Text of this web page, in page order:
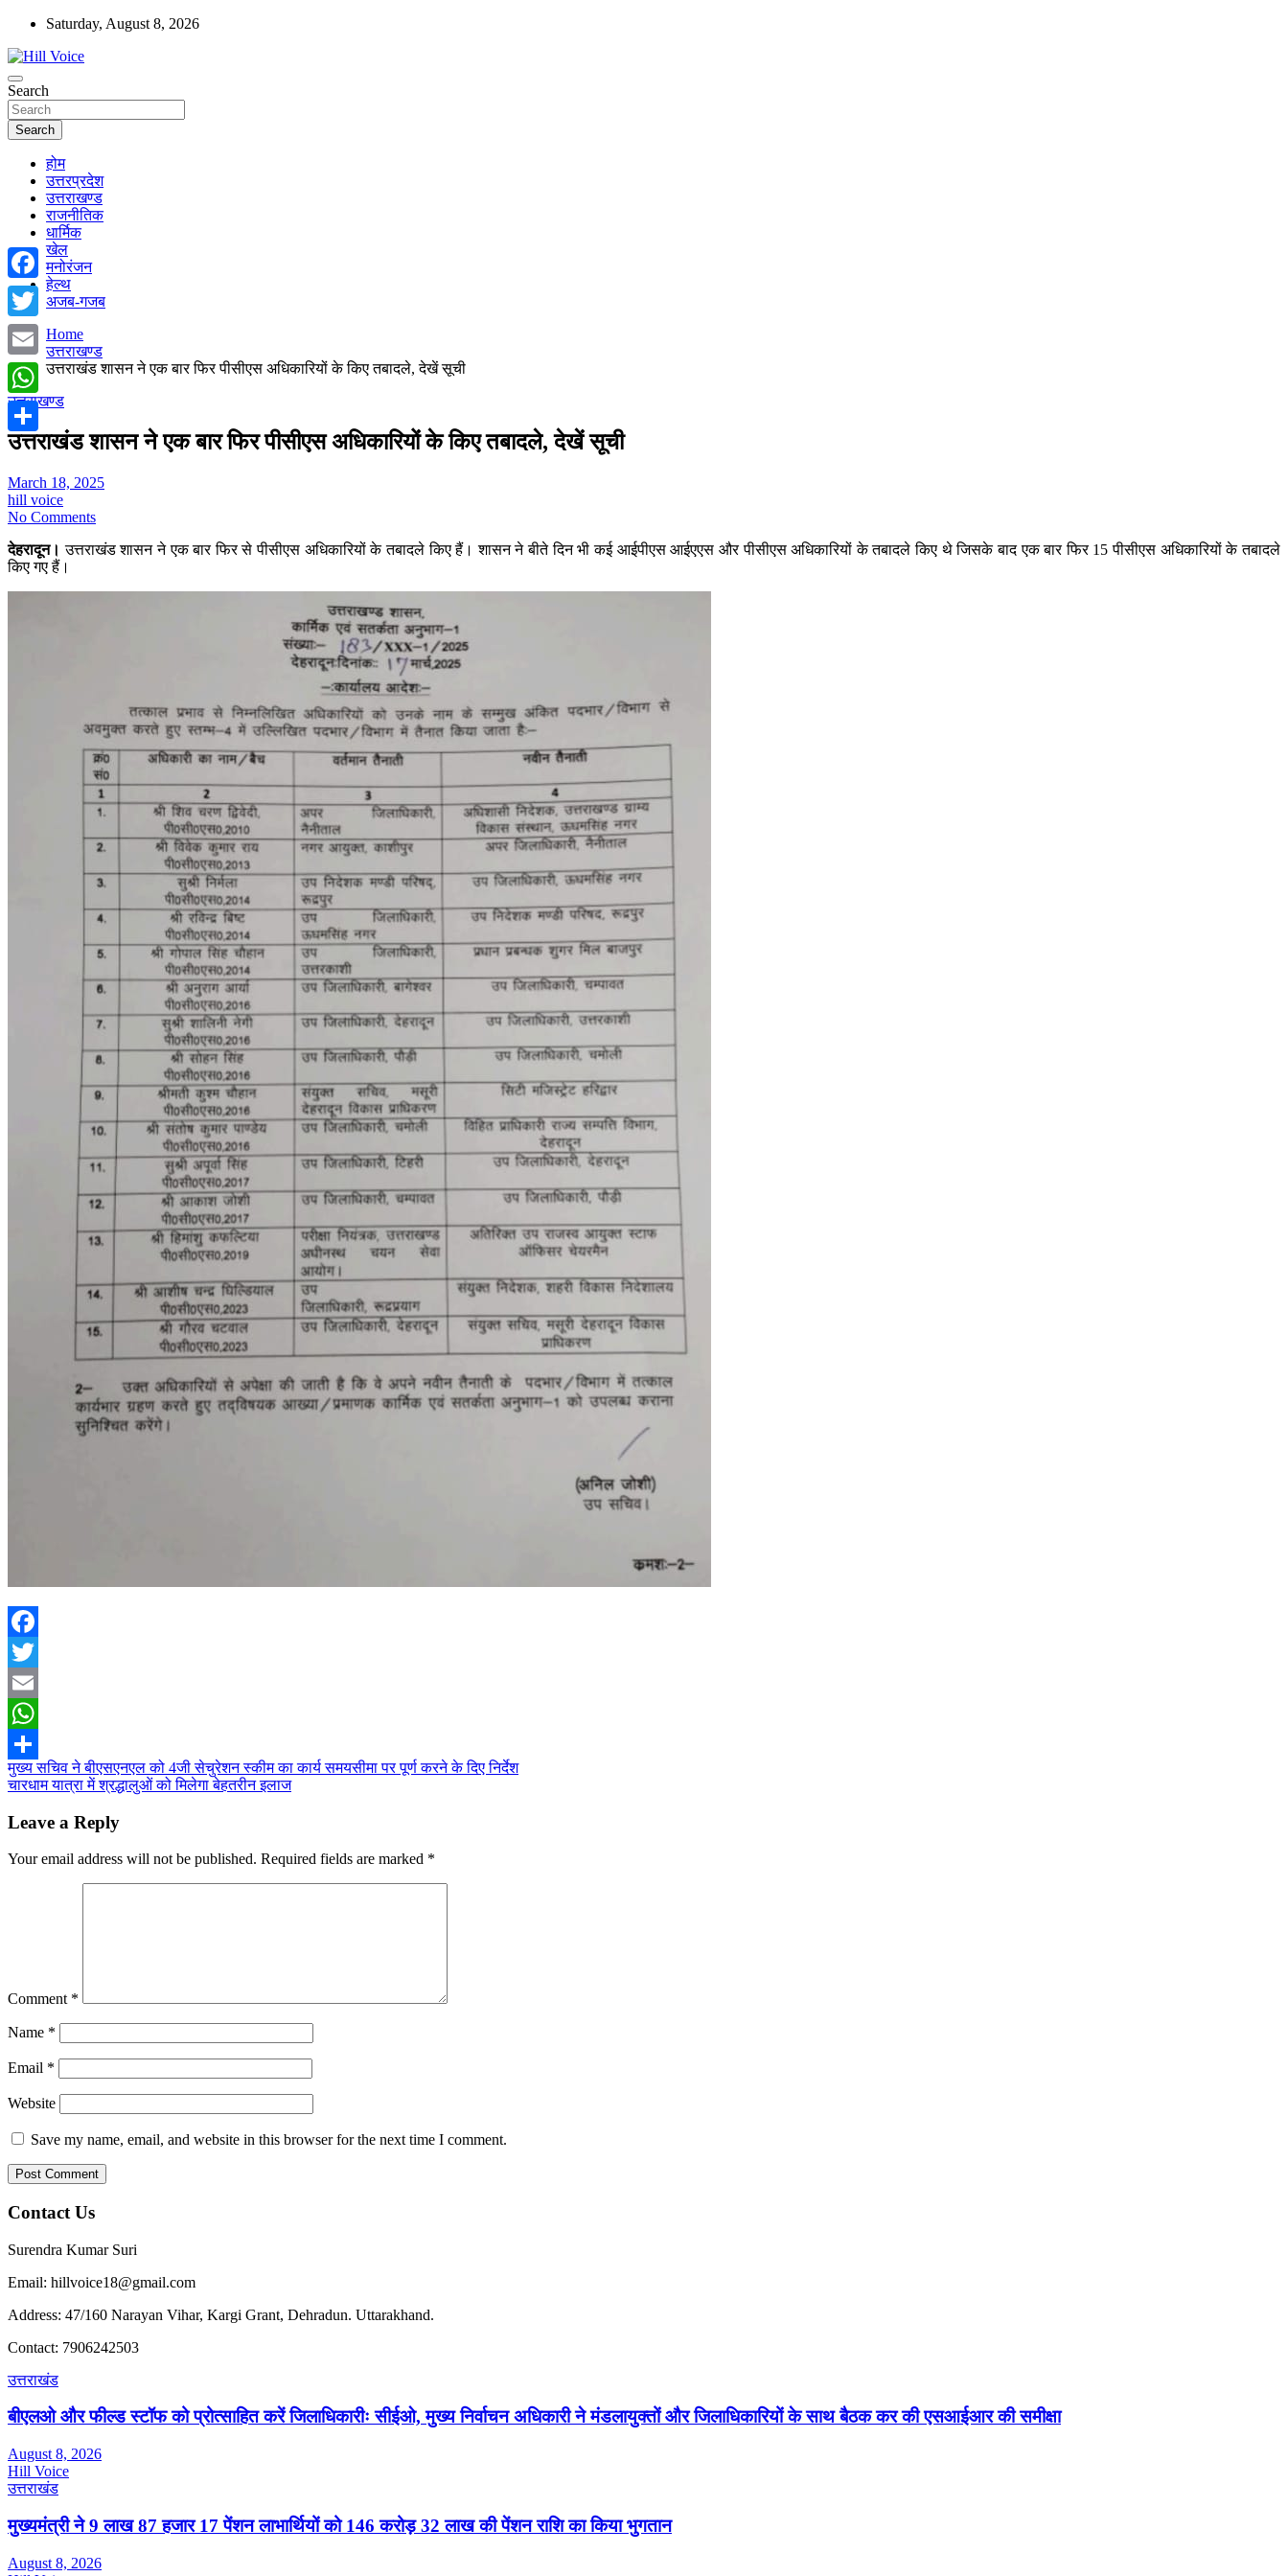
Skip
content
Saturday, August 8, 2026
Hill Voice
न्यूज़ पोर्टल
Search
Search
होम
उत्तरप्रदेश
उत्तराखण्ड
राजनीतिक
धार्मिक
खेल
मनोरंजन
हेल्थ
अजब-गजब
Home
उत्तराखण्ड
उत्तराखंड शासन ने एक बार फिर पीसीएस अधिकारियों के किए तबादले, देखें सूची
उत्तराखण्ड
उत्तराखंड शासन ने एक बार फिर पीसीएस अधिकारियों के किए तबादले, देखें सूची
March 18, 2025
hill voice
No Comments
देहरादून। उत्तराखंड शासन ने एक बार फिर से पीसीएस अधिकारियों के तबादले किए हैं। शासन ने बीते दिन भी कई आईपीएस आईएएस और पीसीएस अधिकारियों के तबादले किए थे जिसके बाद एक बार फिर 15 पीसीएस अधिकारियों के तबादले
किए गए हैं।
Facebook
Twitter
Email
WhatsApp
Share
Post
navigation
मुख्य सचिव ने बीएसएनएल को 4जी सेचुरेशन स्कीम का कार्य समयसीमा पर पूर्ण करने के दिए निर्देश
चारधाम यात्रा में श्रद्धालुओं को मिलेगा बेहतरीन इलाज
Leave a Reply
Your email address will not be published. Required fields are marked *
Comment *
Name *
Email *
Website
Save my name, email, and website in this browser for the next time I comment.
Contact Us
Surendra Kumar Suri
Email: hillvoice18@gmail.com
Address: 47/160 Narayan Vihar, Kargi Grant, Dehradun. Uttarakhand.
Contact: 7906242503
उत्तराखंड
बीएलओ और फील्ड स्टॉफ को प्रोत्साहित करें जिलाधिकारीः सीईओ, मुख्य निर्वाचन अधिकारी ने मंडलायुक्तों और जिलाधिकारियों के साथ बैठक कर की एसआईआर की समीक्षा
August 8, 2026
Hill Voice
उत्तराखंड
मुख्यमंत्री ने 9 लाख 87 हजार 17 पेंशन लाभार्थियों को 146 करोड़ 32 लाख की पेंशन राशि का किया भुगतान
August 8, 2026
Facebook
Twitter
Email
WhatsApp
Share